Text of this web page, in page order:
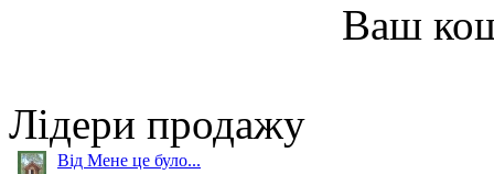
Ваш
Лідери продажу
Від Мене це було...